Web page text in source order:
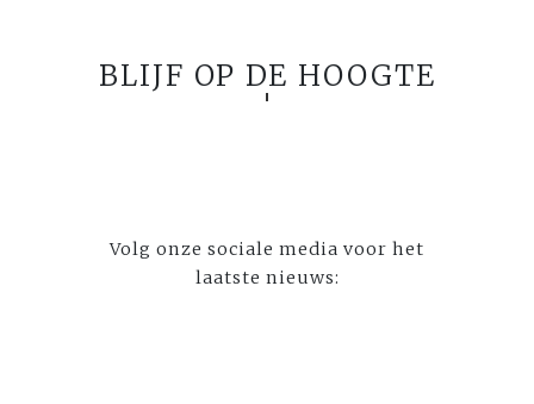
BLIJF OP DE HOOGTE
Volg onze sociale media voor het
laatste nieuws: